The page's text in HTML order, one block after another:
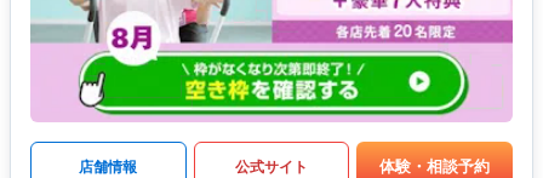
店舗情報 公式サイト 体験・相談予約